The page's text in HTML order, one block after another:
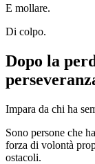
E mollare.
Di colpo.
Dopo la
Impara da chi ha
Sono persone che
forza di volontà
ostacoli.